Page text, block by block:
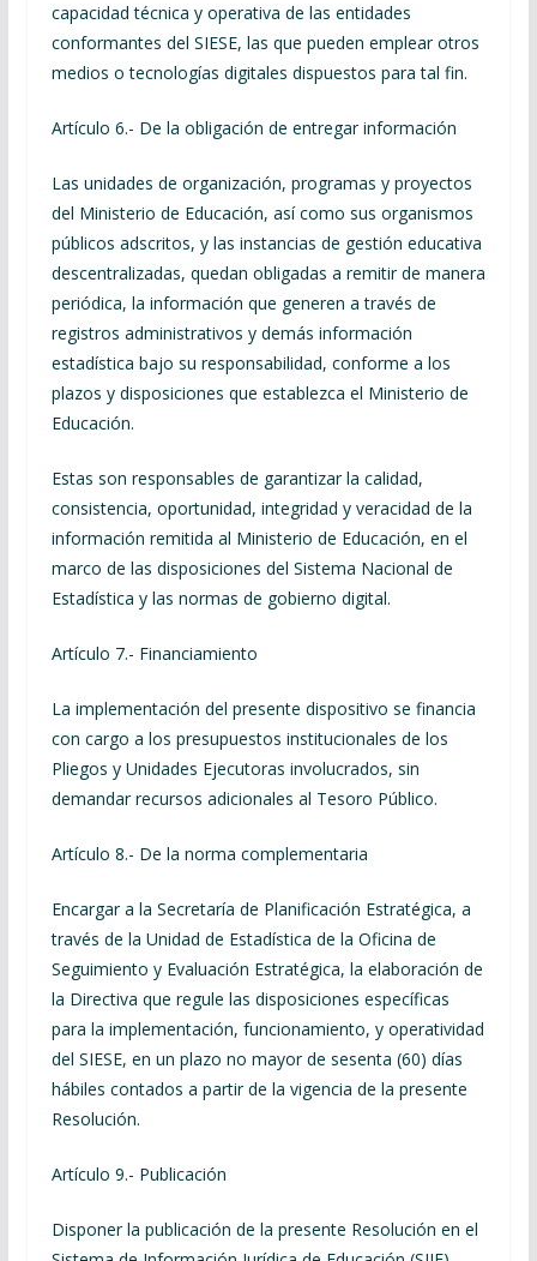
capacidad técnica y operativa de las entidades
conformantes del SIESE, las que pueden emplear otros
medios o tecnologías digitales dispuestos para tal fin.
Artículo 6.- De la obligación de entregar información
Las unidades de organización, programas y proyectos
del Ministerio de Educación, así como sus organismos
públicos adscritos, y las instancias de gestión educativa
descentralizadas, quedan obligadas a remitir de manera
periódica, la información que generen a través de
registros administrativos y demás información
estadística bajo su responsabilidad, conforme a los
plazos y disposiciones que establezca el Ministerio de
Educación.
Estas son responsables de garantizar la calidad,
consistencia, oportunidad, integridad y veracidad de la
información remitida al Ministerio de Educación, en el
marco de las disposiciones del Sistema Nacional de
Estadística y las normas de gobierno digital.
Artículo 7.- Financiamiento
La implementación del presente dispositivo se financia
con cargo a los presupuestos institucionales de los
Pliegos y Unidades Ejecutoras involucrados, sin
demandar recursos adicionales al Tesoro Público.
Artículo 8.- De la norma complementaria
Encargar a la Secretaría de Planificación Estratégica, a
través de la Unidad de Estadística de la Oficina de
Seguimiento y Evaluación Estratégica, la elaboración de
la Directiva que regule las disposiciones específicas
para la implementación, funcionamiento, y operatividad
del SIESE, en un plazo no mayor de sesenta (60) días
hábiles contados a partir de la vigencia de la presente
Resolución.
Artículo 9.- Publicación
Disponer la publicación de la presente Resolución en el